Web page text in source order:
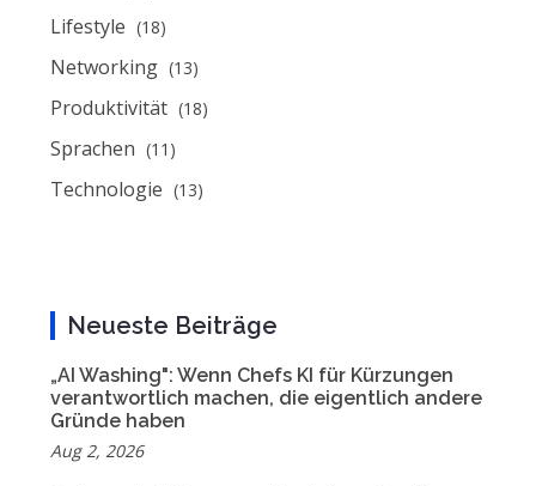
Lifestyle (18)
Networking (13)
Produktivität (18)
Sprachen (11)
Technologie (13)
Neueste Beiträge
„AI Washing": Wenn Chefs KI für Kürzungen
verantwortlich machen, die eigentlich andere
Gründe haben
Aug 2, 2026